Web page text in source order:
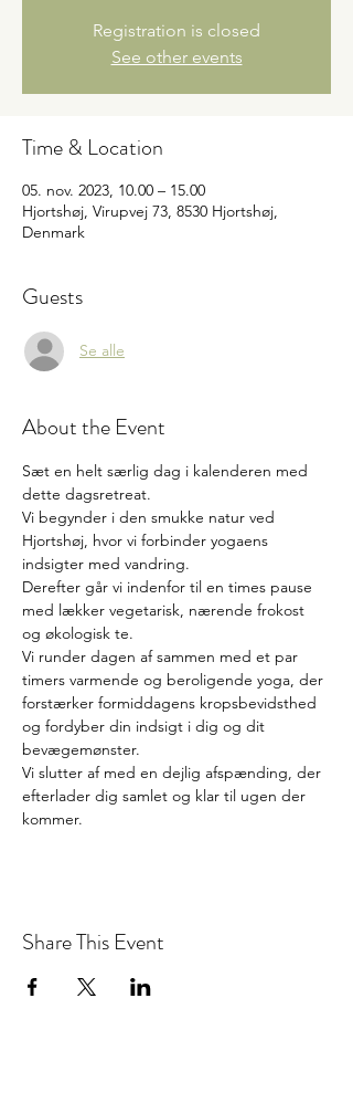
Registration is closed
See other events
Time & Location
05. nov. 2023, 10.00 – 15.00
Hjortshøj, Virupvej 73, 8530 Hjortshøj,
Denmark
Guests
Se alle
About the Event
Sæt en helt særlig dag i kalenderen med
dette dagsretreat.
Vi begynder i den smukke natur ved
Hjortshøj, hvor vi forbinder yogaens
indsigter med vandring.
Derefter går vi indenfor til en times pause
med lækker vegetarisk, nærende frokost
og økologisk te.
Vi runder dagen af sammen med et par
timers varmende og beroligende yoga, der
forstærker formiddagens kropsbevidsthed
og fordyber din indsigt i dig og dit
bevægemønster.
Vi slutter af med en dejlig afspænding, der
efterlader dig samlet og klar til ugen der
kommer.
Share This Event